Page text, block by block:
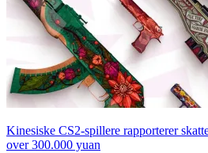
Kinesiske CS2-spillere rapporterer
over 300.000 yuan